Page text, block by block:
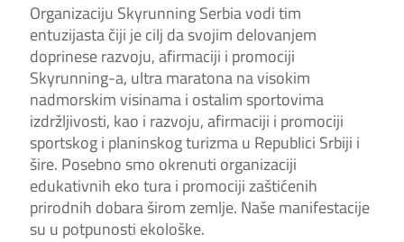
Organizaciju Skyrunning Serbia vodi tim
entuzijasta čiji je cilj da svojim delovanjem
doprinese razvoju, afirmaciji i promociji
Skyrunning-a, ultra maratona na visokim
nadmorskim visinama i ostalim sportovima
izdržljivosti, kao i razvoju, afirmaciji i promociji
sportskog i planinskog turizma u Republici Srbiji i
šire. Posebno smo okrenuti organizaciji
edukativnih eko tura i promociji zaštićenih
prirodnih dobara širom zemlje. Naše manifestacije
su u potpunosti ekološke.